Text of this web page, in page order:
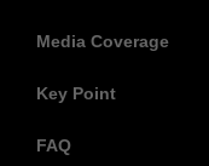
Media Coverage
Key Point
FAQ